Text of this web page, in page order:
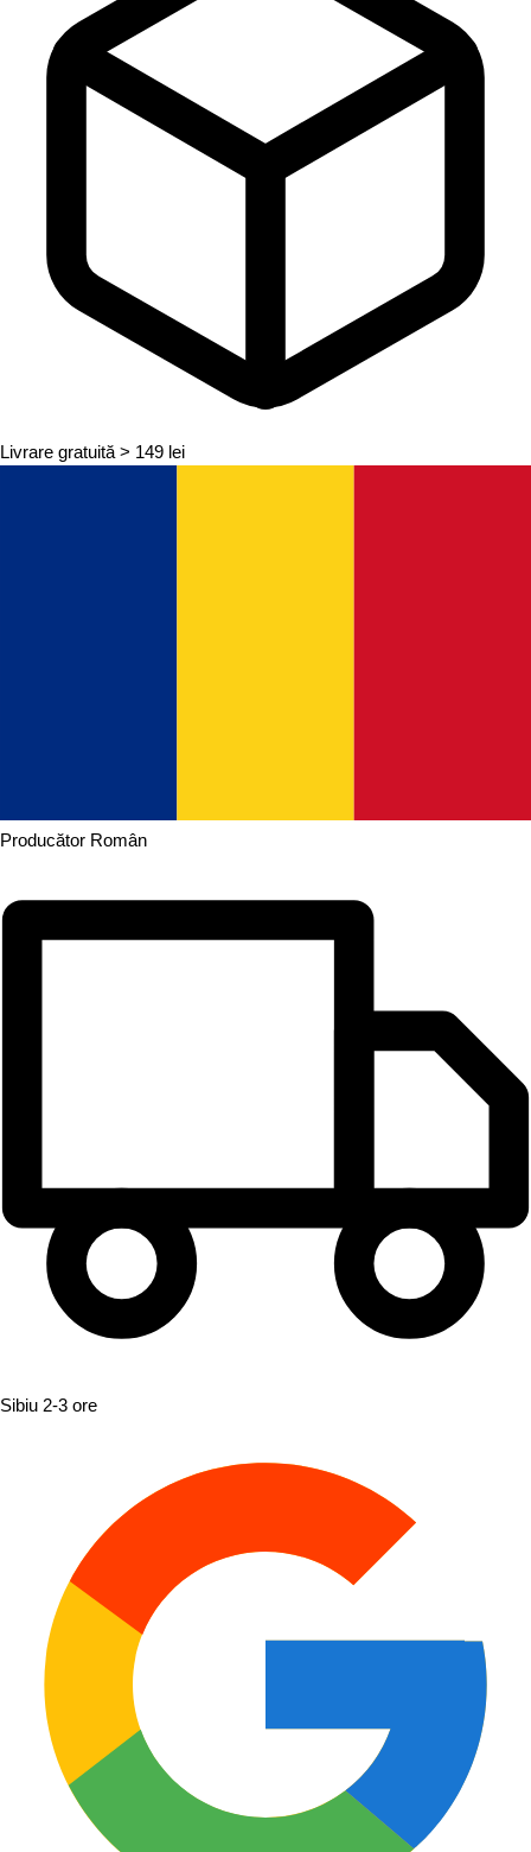
Livrare gratuită > 149 lei
Producător Român
Sibiu 2-3 ore